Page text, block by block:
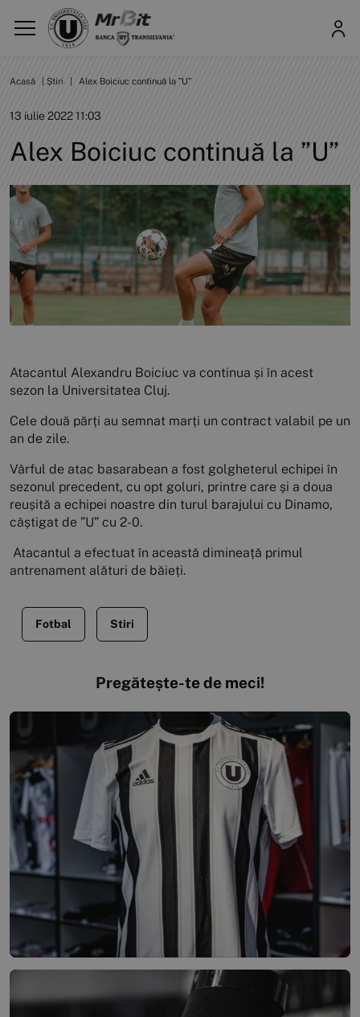
Acasă Știri Alex Boiciuc continuă la ”U”
13 iulie 2022 11:03
Alex Boiciuc continuă la ”U”
Atacantul Alexandru Boiciuc va continua și în acest
sezon la Universitatea Cluj.
Cele două părți au semnat marți un contract valabil pe un
an de zile.
Vârful de atac basarabean a fost golgheterul echipei în
sezonul precedent, cu opt goluri, printre care și a doua
reușită a echipei noastre din turul barajului cu Dinamo,
câștigat de ”U” cu 2-0.
Atacantul a efectuat în această dimineață primul
antrenament alături de băieți.
Fotbal Stiri
Pregătește-te de meci!